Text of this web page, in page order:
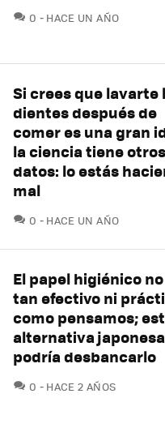
0 COMENTARIOS
HACE UN AÑO
Si crees que lavarte
dientes después de
comer es una gran
la ciencia tiene otros
datos: lo estás
mal
0 COMENTARIOS
HACE UN AÑO
El papel higiénico
tan efectivo ni
como pensamos;
alternativa japonesa
podría desbancarlo
0 COMENTARIOS
HACE 2 AÑOS